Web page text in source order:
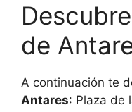
de
A continuación te
Antares: Plaza de